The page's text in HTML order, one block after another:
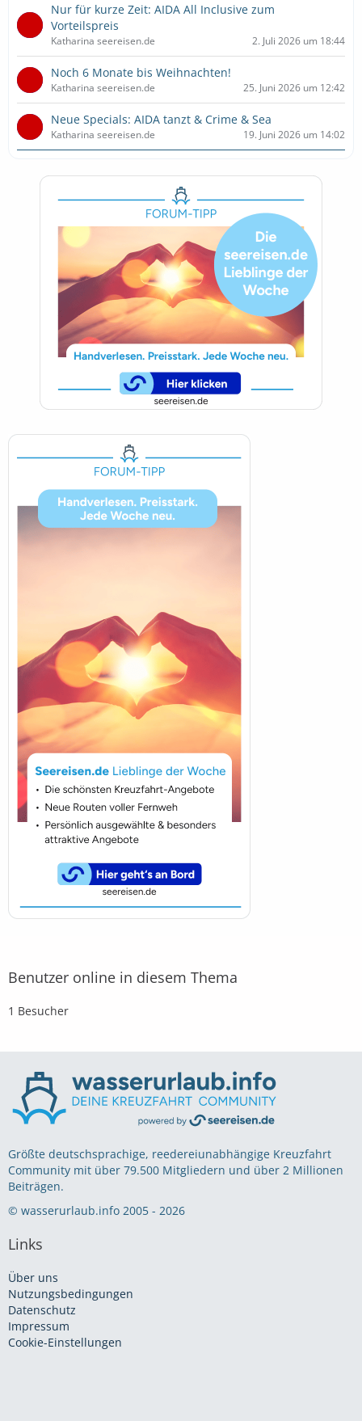
Nur für kurze Zeit: AIDA All Inclusive zum
Vorteilspreis
Katharina seereisen.de 2. Juli 2026 um 18:44
Noch 6 Monate bis Weihnachten!
Katharina seereisen.de 25. Juni 2026 um 12:42
Neue Specials: AIDA tanzt & Crime & Sea
Katharina seereisen.de 19. Juni 2026 um 14:02
Benutzer online in diesem Thema
1 Besucher
Größte deutschsprachige, reedereiunabhängige Kreuzfahrt
Community mit über 79.500 Mitgliedern und über 2 Millionen
Beiträgen.
© wasserurlaub.info 2005 - 2026
Links
Über uns
Nutzungsbedingungen
Datenschutz
Impressum
Cookie-Einstellungen